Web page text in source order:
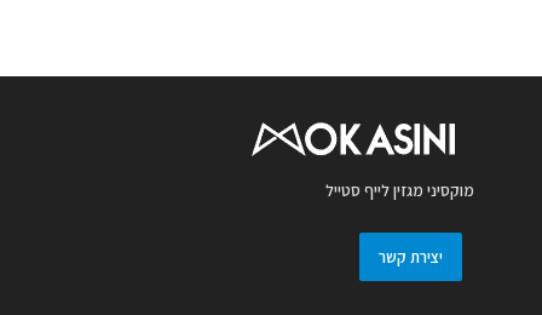
מוקסיני מגזין לייף סטייל
יצירת קשר